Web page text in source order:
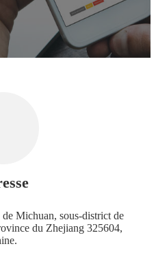
Michuan, sous-district de
du Zhejiang 325604,